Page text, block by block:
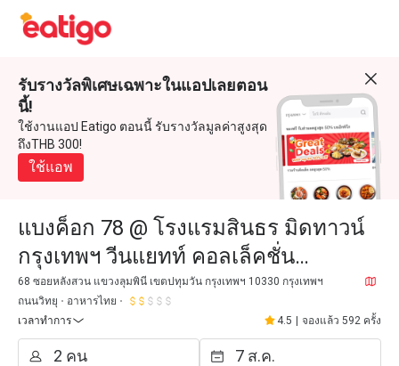
รับรางวัลพิเศษเฉพาะในแอปเลยตอน
นี้!
ใช้งานแอป Eatigo ตอนนี้ รับรางวัลมูลค่าสูงสุด
ถึงTHB 300!
ใช้แอพ
แบงค็อก 78 @ โรงแรมสินธร มิดทาวน์
กรุงเทพฯ วีนแยทท์ คอลเล็คชั่น
(Bangkok 78 @ Sindhorn Midtown
Hotel Bangkok Vignette Collection
68 ซอยหลังสวน แขวงลุมพินี เขตปทุมวัน กรุงเทพฯ 10330 กรุงเทพฯ
ถนนวิทยุ
อาหารไทย
เวลาทำการ
4.5 จองแล้ว 592 ครั้ง